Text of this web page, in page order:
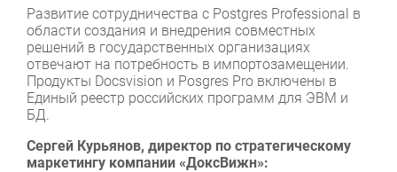
Развитие сотрудничества с Postgres Professional в
области создания и внедрения совместных
решений в государственных организациях
отвечают на потребность в импортозамещении.
Продукты Docsvision и Posgres Pro включены в
Единый реестр российских программ для ЭВМ и
БД.
Сергей Курьянов, директор по стратегическому
маркетингу компании «ДоксВижн»: